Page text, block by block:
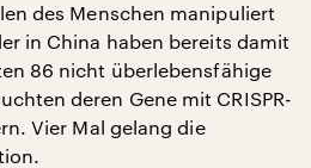
des Menschen manipuliert
in China haben bereits damit
86 nicht überlebensfähige
deren Gene mit CRISPR-
Vier Mal gelang die